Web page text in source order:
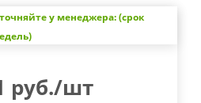
у менеджера: (срок
руб./шт